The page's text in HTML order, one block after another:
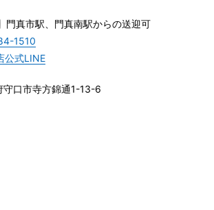
門真市駅、門真南駅からの送迎可
1510
公式LINE
口市寺方錦通1-13-6